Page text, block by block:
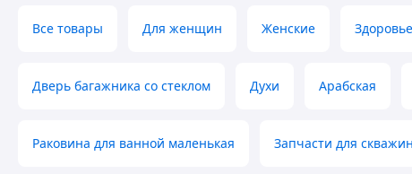
Все товары Для женщин Женские Здоровье
Дверь багажника со стеклом Духи Арабская
Раковина для ванной маленькая Запчасти для